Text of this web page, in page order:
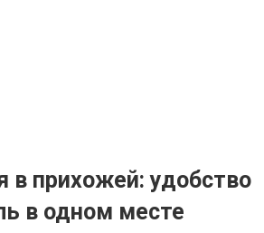
в прихожей: удобство
в одном месте